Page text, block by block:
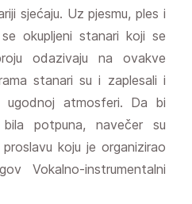
sjećaju. Uz pjesmu, ples i
okupljeni stanari koji se
odazivaju na ovakve
stanari su i zaplesali i
ugodnoj atmosferi. Da bi
potpuna, navečer su
koju je organizirao
Vokalno-instrumentalni